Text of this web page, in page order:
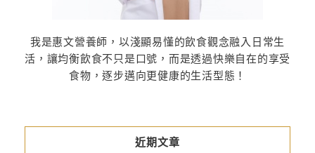
我是惠文營養師，以淺顯易懂的飲食觀念融入日常生
活，讓均衡飲食不只是口號，而是透過快樂自在的享受
食物，逐步邁向更健康的生活型態！
近期文章